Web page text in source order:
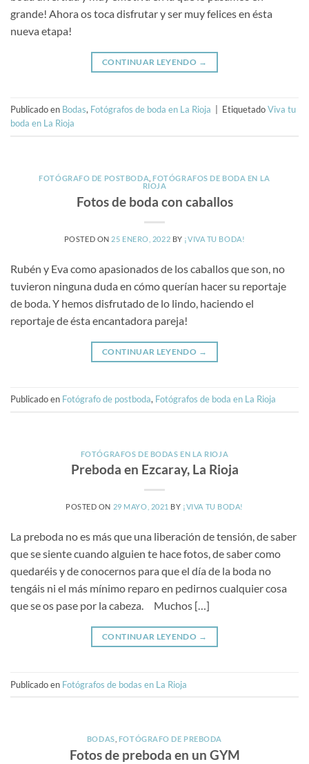
grande! Ahora os toca disfrutar y ser muy felices en ésta
nueva etapa!
CONTINUAR LEYENDO →
Publicado en Bodas, Fotógrafos de boda en La Rioja EtiquetadoViva tu
boda en La Rioja
FOTÓGRAFO DE POSTBODA ,FOTÓGRAFOS DE BODA EN LA
RIOJA
Fotos de boda con caballos
POSTED ON 25 ENERO, 2022 BY ¡VIVA TU BODA!
Rubén y Eva como apasionados de los caballos que son, no
tuvieron ninguna duda en cómo querían hacer su reportaje
de boda. Y hemos disfrutado de lo lindo, haciendo el
reportaje de ésta encantadora pareja!
CONTINUAR LEYENDO →
Publicado en Fotógrafo de postboda, Fotógrafos de boda en La Rioja
FOTÓGRAFOS DE BODAS EN LA RIOJA
Preboda en Ezcaray, La Rioja
POSTED ON 29 MAYO, 2021 BY ¡VIVA TU BODA!
La preboda no es más que una liberación de tensión, de saber
que se siente cuando alguien te hace fotos, de saber como
quedaréis y de conocernos para que el día de la boda no
tengáis ni el más mínimo reparo en pedirnos cualquier cosa
que se os pase por la cabeza. Muchos […]
CONTINUAR LEYENDO →
Publicado en Fotógrafos de bodas en La Rioja
BODAS FOTÓGRAFO DE PREBODA
Fotos de preboda en un GYM